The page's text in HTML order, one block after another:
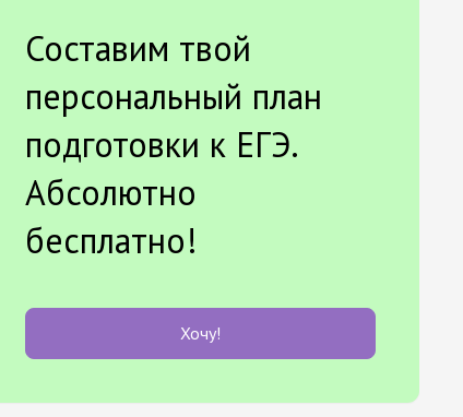
Составим твой
персональный план
подготовки к ЕГЭ.
Абсолютно
бесплатно!
Хочу!